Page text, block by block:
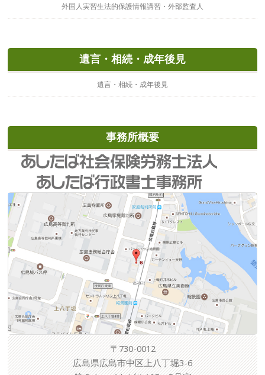
外国人実習生法的保護情報講習・外部監査人
遺言・相続・成年後見
遺言・相続・成年後見
事務所概要
〒730-0012
広島県広島市中区上八丁堀3-6